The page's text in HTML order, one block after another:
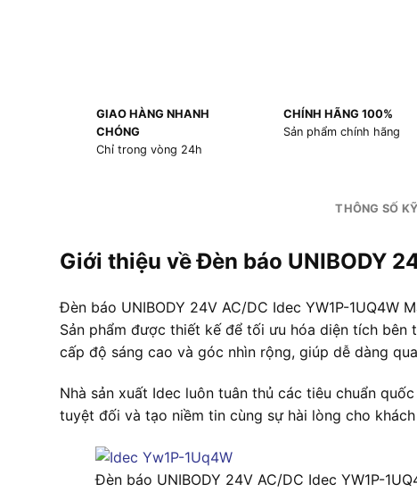
GIAO HÀNG NHANH
CHÓNG
Chỉ trong vòng 24h
CHÍNH HÃNG 100%
Sản phẩm chính hãng
THÔNG SỐ
Giới thiệu về Đèn báo UNIBODY
Đèn báo UNIBODY 24V AC/DC Idec YW1P-
Sản phẩm được thiết kế để tối ưu hóa diện tích
cấp độ sáng cao và góc nhìn rộng, giúp dễ dàng
Nhà sản xuất Idec luôn tuân thủ các tiêu chuẩn
tuyệt đối và tạo niềm tin cùng sự hài lòng cho
Đèn báo UNIBODY 24V AC/DC Idec YW1P-